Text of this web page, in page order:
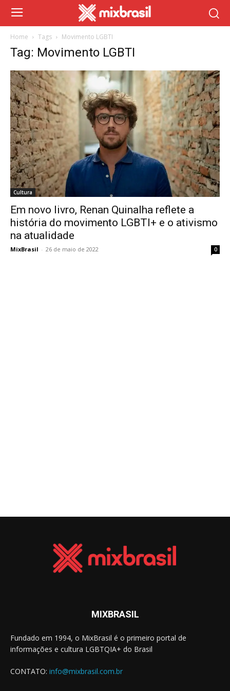
Home Tags Movimento LGBTI
Tag: Movimento LGBTI
Cultura
Em novo livro, Renan Quinalha reflete a
história do movimento LGBTI+ e o ativismo
na atualidade
MixBrasil - 26 de maio de 2022 0
MIXBRASIL
Fundado em 1994, o MixBrasil é o primeiro portal de
informações e cultura LGBTQIA+ do Brasil
CONTATO: info@mixbrasil.com.br